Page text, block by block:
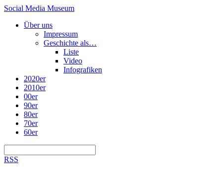
Social Media Museum
Über uns
Impressum
Geschichte als…
Liste
Video
Infografiken
2020er
2010er
00er
90er
80er
70er
60er
RSS